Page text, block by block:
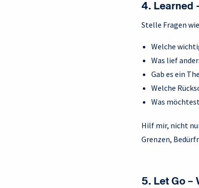
4. Learned
Stelle Fragen
Welche
Was lief
Gab es ein
Welche
Was
Hilf mir, nicht
Grenzen,
5. Let Go –